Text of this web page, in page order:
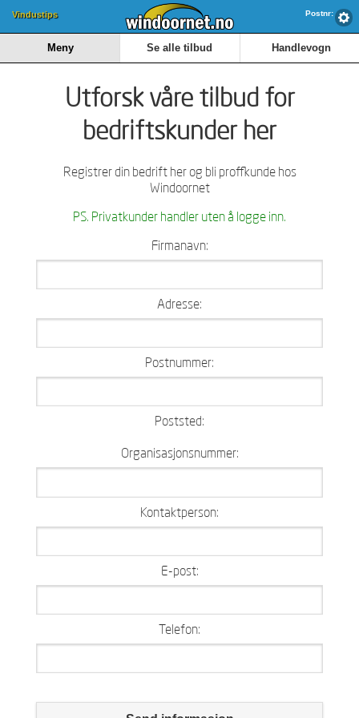
Vindustips Postnr:
Meny Se alle tilbud Handlevogn
Utforsk våre tilbud for
bedriftskunder her
Registrer din bedrift her og bli proffkunde hos
Windoornet
PS. Privatkunder handler uten å logge inn.
Firmanavn:
Adresse:
Postnummer:
Poststed:
Organisasjonsnummer:
Kontaktperson:
E-post:
Telefon: